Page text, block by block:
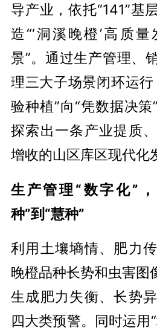
导产业，依托“141”基
造“‘洞溪晚橙’高质
景”。通过生产管理、
理三大子场景闭环运
验种植”向“凭数据决策
探索出一条产业提质
增收的山区库区现代化
生产管理“数字化”
种”到“慧种”
利用土壤墒情、肥力
晚橙品种长势和虫害图
生成肥力失衡、长势
四大类预警。同时运用